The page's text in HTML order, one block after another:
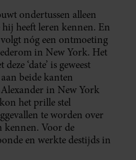
ondertussen alleen
heeft leren kennen. En
nóg een ontmoeting
in New York. Het
‘date’ is geweest
beide kanten
in New York
het prille stel
te worden over
kennen. Voor de
en werkte destijds in